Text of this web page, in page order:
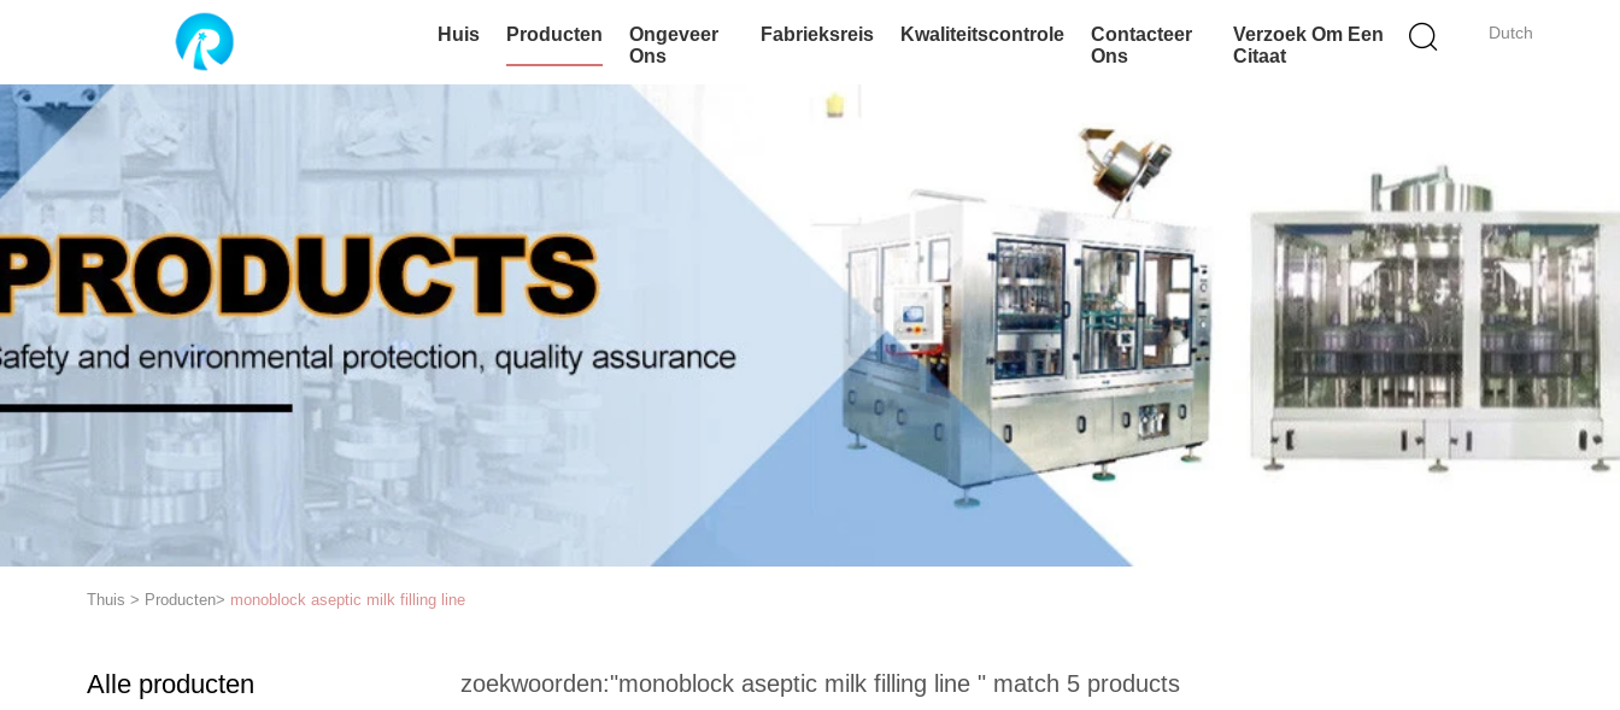
Dutch
Huis Producten
Ongeveer
Ons
Fabrieksreis Kwaliteitscontrole
Contacteer
Ons
Verzoek Om Een
Citaat
Thuis > Producten> monoblock aseptic milk filling line
Alle producten zoekwoorden:"monoblock aseptic milk filling line " match 5 products